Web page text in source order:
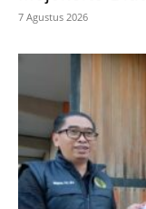
7 Agustus 2026